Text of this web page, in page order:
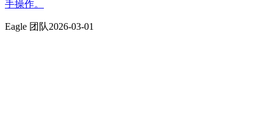
手操作。
Eagle 团队2026-03-01